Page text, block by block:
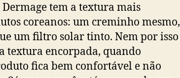
tem a textura mais
coreanos: um creminho mesmo,
um filtro solar tinto. Nem por isso
textura encorpada, quando
fica bem confortável e não